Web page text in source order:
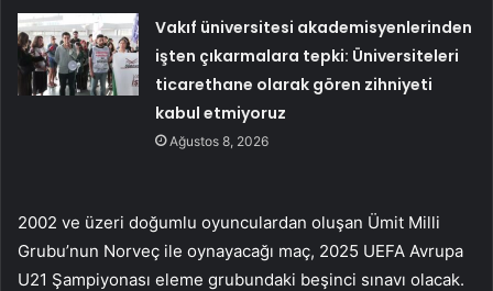
Vakıf üniversitesi akademisyenlerinden
işten çıkarmalara tepki: Üniversiteleri
ticarethane olarak gören zihniyeti
kabul etmiyoruz
Ağustos 8, 2026
2002 ve üzeri doğumlu oyunculardan oluşan Ümit Milli
Grubu’nun Norveç ile oynayacağı maç, 2025 UEFA Avrupa
U21 Şampiyonası eleme grubundaki beşinci sınavı olacak.